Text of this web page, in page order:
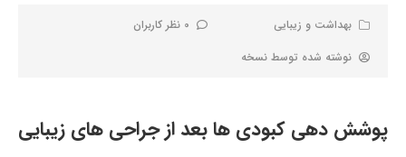
بهداشت و زیبایی
0 نظر کاربران
نوشته شده توسط نسخه
پوشش دهی کبودی ها بعد از جراحی های زیبایی